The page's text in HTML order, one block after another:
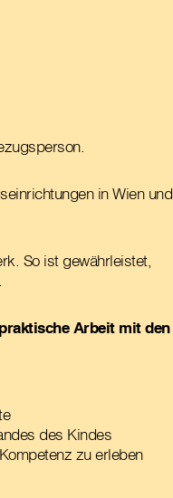
in Wien und
So ist gewährleistet,
Arbeit mit den
des Kindes
zu erleben